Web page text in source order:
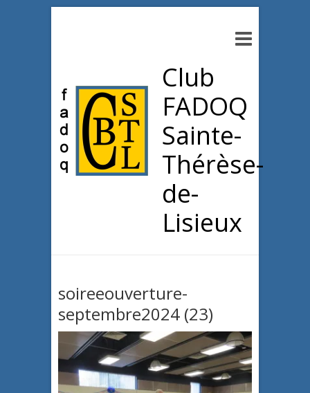
Club
FADOQ
Sainte-
Thérèse-
de-
Lisieux
soireeouverture-
septembre2024 (23)